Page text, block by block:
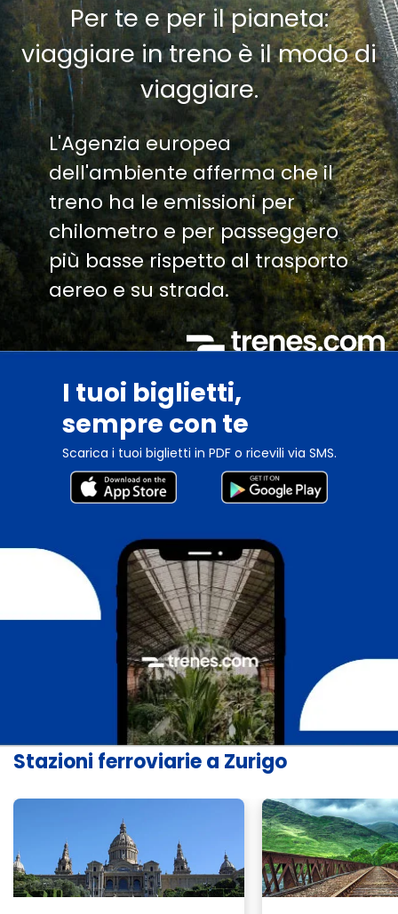
Per te e per il pianeta:
viaggiare in treno è il modo di
viaggiare.
L'Agenzia europea
dell'ambiente afferma che il
treno ha le emissioni per
chilometro e per passeggero
più basse rispetto al trasporto
aereo e su strada.
I tuoi biglietti,
sempre con te
Scarica i tuoi biglietti in PDF o ricevili via SMS.
Stazioni ferroviarie a Zurigo